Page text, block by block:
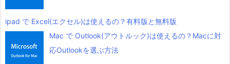
ipad で Excel(エクセル)は使えるの？有料版と無料版
Mac で Outlook(アウトルック)は使えるの？Macに対
応Outlookを選ぶ方法